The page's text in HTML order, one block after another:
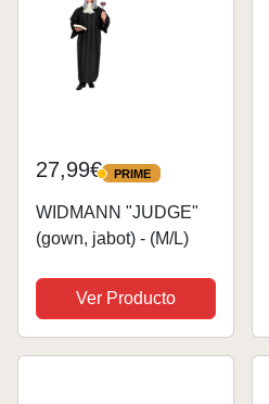
27,99€ PRIME
PRIME
WIDMANN "JUDGE"
(gown, jabot) - (M/L)
Ver Producto